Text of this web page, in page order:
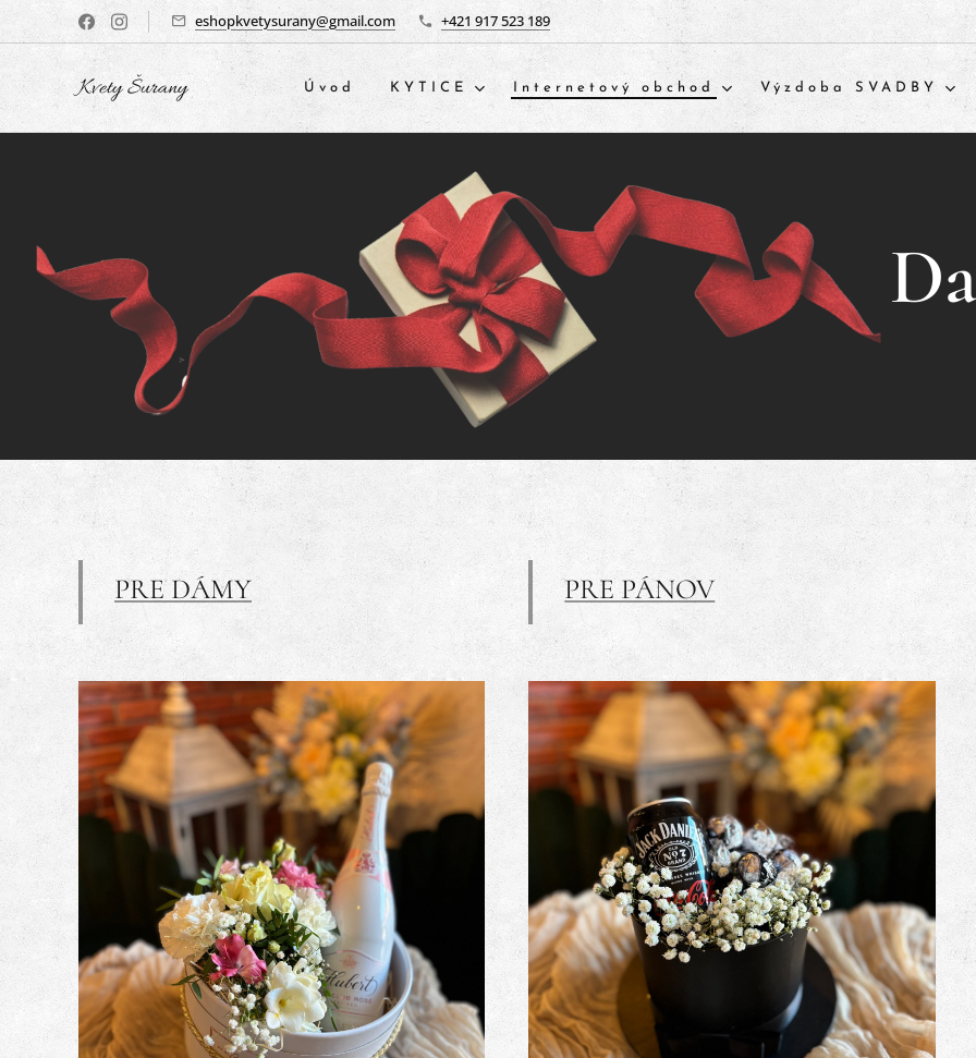
eshopkvetysurany@gmail.com +421 917 523 189
Kvety Šurany Úvod KYTICE Internetový obchod Výzdoba SVADBY
PRE DÁMY PRE PÁNOV